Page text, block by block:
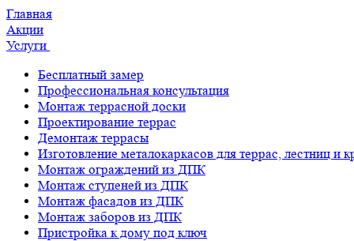
Главная
Акции
Услуги
Бесплатный замер
Профессиональная консультация
Монтаж террасной доски
Проектирование террас
Демонтаж террасы
Изготовление металокаркасов для террас, лестниц и
Монтаж ограждений из ДПК
Монтаж ступеней из ДПК
Монтаж фасадов из ДПК
Монтаж заборов из ДПК
Пристройка к дому под ключ